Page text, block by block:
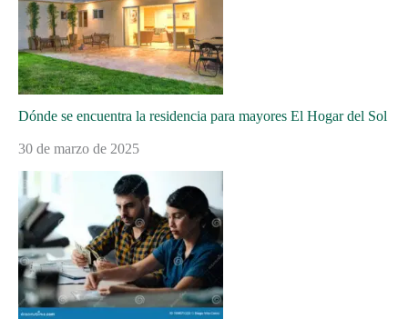
Dónde se encuentra la residencia para mayores El Hogar del Sol
30 de marzo de 2025